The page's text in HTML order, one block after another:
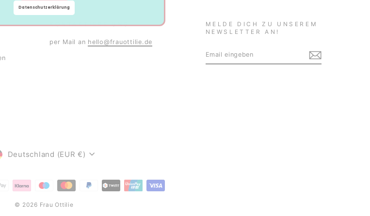
KONTAKTIERE UNS
per Mail an hello@frauottilie.de
MELDE DICH ZU UNSEREM
NEWSLETTER AN!
EINGEBEN
Deutschland (EUR €)
© 2026 Frau Ottilie
Datenschutzerklärung